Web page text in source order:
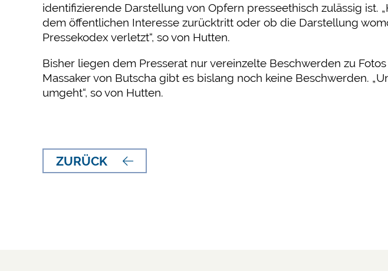
identifizierende Darstellung von Opfern presseethisch zulässig
dem öffentlichen Interesse zurücktritt oder ob die Darstellung
Pressekodex verletzt“, so von Hutten.
Bisher liegen dem Presserat nur vereinzelte Beschwerden zu
Massaker von Butscha gibt es bislang noch keine Beschwerden.
umgeht“, so von Hutten.
ZURÜCK